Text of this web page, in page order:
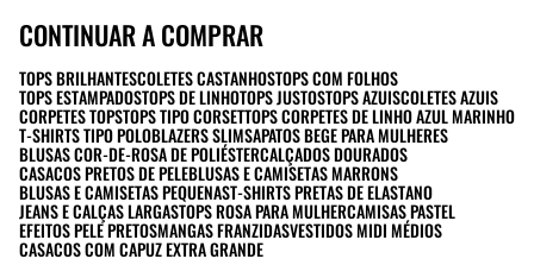
CONTINUAR A COMPRAR
TOPS BRILHANTESCOLETES CASTANHOSTOPS COM FOLHOS
TOPS ESTAMPADOSTOPS DE LINHOTOPS JUSTOSTOPS AZUISCOLETES AZUIS
CORPETES TOPSTOPS TIPO CORSETTOPS CORPETES DE LINHO AZUL MARINHO
T-SHIRTS TIPO POLOBLAZERS SLIMSAPATOS BEGE PARA MULHERES
BLUSAS COR-DE-ROSA DE POLIÉSTERCALÇADOS DOURADOS
CASACOS PRETOS DE PELEBLUSAS E CAMISETAS MARRONS
BLUSAS E CAMISETAS PEQUENAST-SHIRTS PRETAS DE ELASTANO
JEANS E CALÇAS LARGASTOPS ROSA PARA MULHERCAMISAS PASTEL
EFEITOS PELE PRETOSMANGAS FRANZIDASVESTIDOS MIDI MÉDIOS
CASACOS COM CAPUZ EXTRA GRANDE